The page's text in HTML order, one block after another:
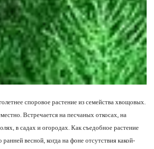
споровое растение из семейства хвощовых.
Встречается на песчаных откосах, на
в садах и огородах. Как съедобное растение
ранней весной, когда на фоне отсутствия какой-